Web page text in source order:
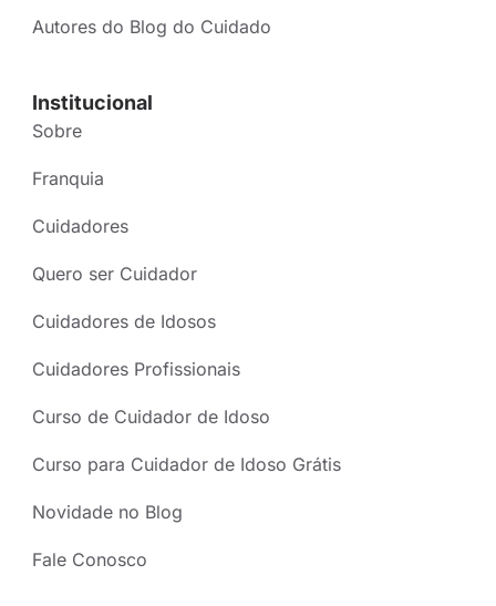
Autores do Blog do Cuidado
Institucional
Sobre
Franquia
Cuidadores
Quero ser Cuidador
Cuidadores de Idosos
Cuidadores Profissionais
Curso de Cuidador de Idoso
Curso para Cuidador de Idoso Grátis
Novidade no Blog
Fale Conosco